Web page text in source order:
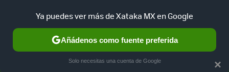
MENÚ NUEVO
GAMING HOME AUTO ×
Ya puedes ver más de Xataka MX en Google
Añádenos como fuente preferida
Solo necesitas una cuenta de Google